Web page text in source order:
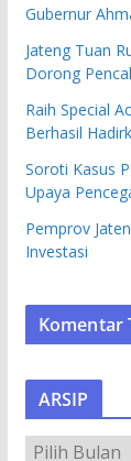
Gubernur
Jateng Tuan
Dorong
Raih Special
Berhasil
Soroti Kasus
Upaya
Pemprov
Investasi
Komentar
ARSIP